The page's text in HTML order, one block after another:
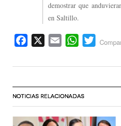
demostrar que
en Saltillo.
Facebook Email WhatsApp
Twitter
NOTICIAS RELACIONADAS